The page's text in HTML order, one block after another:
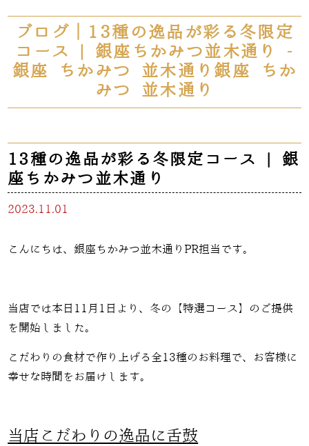
ブログ｜13種の逸品が彩る冬限定
コース | 銀座ちかみつ並木通り -
銀座 ちかみつ 並木通り銀座 ちか
みつ 並木通り
13種の逸品が彩る冬限定コース | 銀
座ちかみつ並木通り
2023.11.01
こんにちは、銀座ちかみつ並木通りPR担当です。
当店では本日 11 月 1 日より、冬の【特選コース】のご提供
を開始しました。
こだわりの食材で作り上げる全13種のお料理で、お客様に
幸せな時間をお届けします。
当店こだわりの逸品に舌鼓